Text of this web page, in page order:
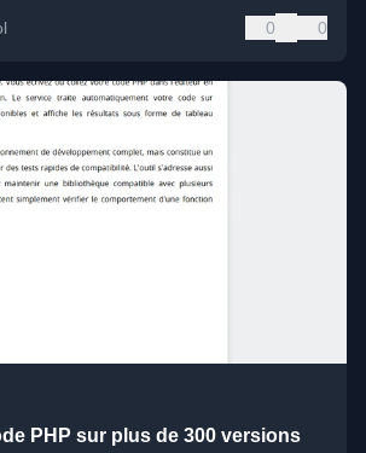
0 0
PHP sur plus de 300 versions